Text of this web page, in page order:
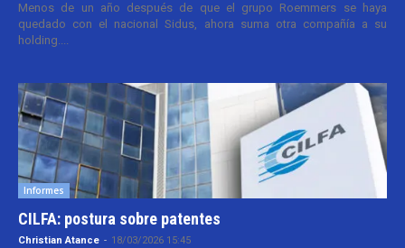
Menos de un año después de que el grupo Roemmers se haya
quedado con el nacional Sidus, ahora suma otra compañía a su
holding....
Informes
CILFA: postura sobre patentes
Christian Atance - 18/03/2026 15:45